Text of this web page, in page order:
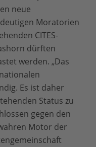
neue
Moratorien
CITES-
dürften
werden. „Das
Es ist daher
Status zu
gegen den
Motor der